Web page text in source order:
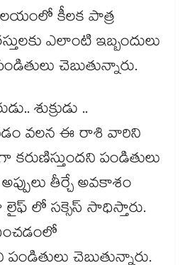
కీలక పాత్ర
ఎలాంటి ఇబ్బందులు
చెబుతున్నారు.
శుక్రుడు ..
వలన ఈ రాశి వారిని
కరుణిస్తుందని పండితులు
తీర్చే అవకాశం
లైఫ్​ లో సక్సెస్​ సాధిస్తారు.
చెబుతున్నారు.